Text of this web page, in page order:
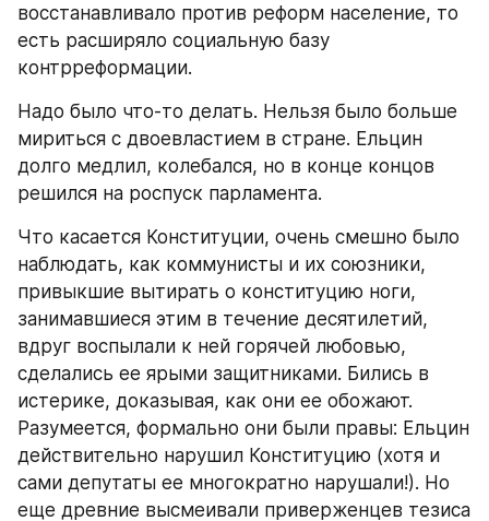
восстанавливало против реформ население, то
есть расширяло социальную базу
контрреформации.
Надо было что-то делать. Нельзя было больше
мириться с двоевластием в стране. Ельцин
долго медлил, колебался, но в конце концов
решился на роспуск парламента.
Что касается Конституции, очень смешно было
наблюдать, как коммунисты и их союзники,
привыкшие вытирать о конституцию ноги,
занимавшиеся этим в течение десятилетий,
вдруг воспылали к ней горячей любовью,
сделались ее ярыми защитниками. Бились в
истерике, доказывая, как они ее обожают.
Разумеется, формально они были правы: Ельцин
действительно нарушил Конституцию (хотя и
сами депутаты ее многократно нарушали!). Но
еще древние высмеивали приверженцев тезиса